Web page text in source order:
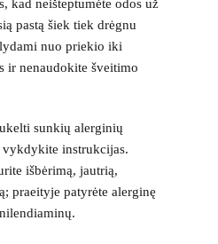
kad neišteptumėte odos už
pastą šiek tiek drėgnu
nuo priekio iki
ir nenaudokite šveitimo
sunkių alerginių
instrukcijas.
išbėrimą, jautrią,
praeityje patyrėte alerginę